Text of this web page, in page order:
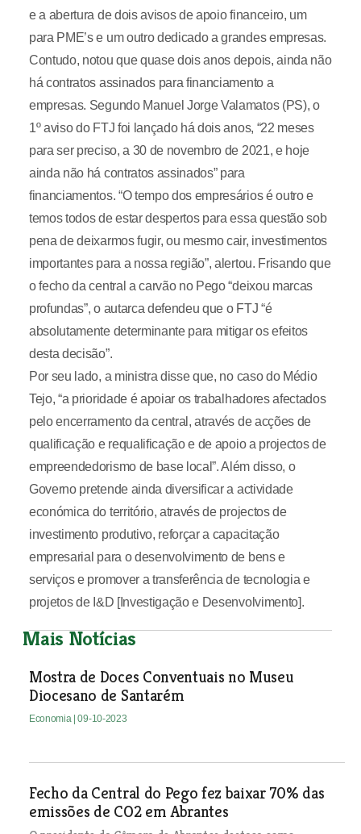
e a abertura de dois avisos de apoio financeiro, um
para PME’s e um outro dedicado a grandes empresas.
Contudo, notou que quase dois anos depois, ainda não
há contratos assinados para financiamento a
empresas. Segundo Manuel Jorge Valamatos (PS), o
1º aviso do FTJ foi lançado há dois anos, “22 meses
para ser preciso, a 30 de novembro de 2021, e hoje
ainda não há contratos assinados” para
financiamentos. “O tempo dos empresários é outro e
temos todos de estar despertos para essa questão sob
pena de deixarmos fugir, ou mesmo cair, investimentos
importantes para a nossa região”, alertou. Frisando que
o fecho da central a carvão no Pego “deixou marcas
profundas”, o autarca defendeu que o FTJ “é
absolutamente determinante para mitigar os efeitos
desta decisão”.
Por seu lado, a ministra disse que, no caso do Médio
Tejo, “a prioridade é apoiar os trabalhadores afectados
pelo encerramento da central, através de acções de
qualificação e requalificação e de apoio a projectos de
empreendedorismo de base local”. Além disso, o
Governo pretende ainda diversificar a actividade
económica do território, através de projectos de
investimento produtivo, reforçar a capacitação
empresarial para o desenvolvimento de bens e
serviços e promover a transferência de tecnologia e
projetos de I&D [Investigação e Desenvolvimento].
Mais Notícias
Mostra de Doces Conventuais no Museu
Diocesano de Santarém
Economia | 09-10-2023
Fecho da Central do Pego fez baixar 70% das
emissões de CO2 em Abrantes